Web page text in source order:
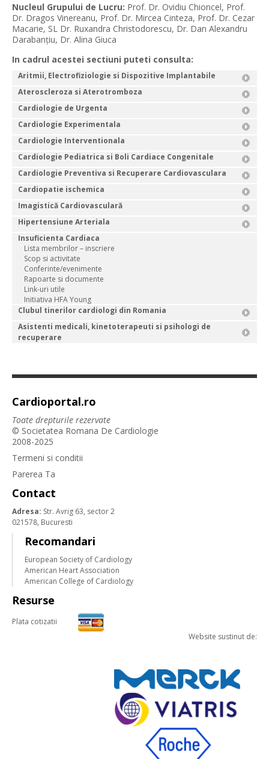
Nucleul Grupului de Lucru: Prof. Dr. Ovidiu Chioncel, Prof.
Dr. Dragos Vinereanu, Prof. Dr. Mircea Cinteza, Prof. Dr. Cezar
Macarie, SL Dr. Ruxandra Christodorescu, Dr. Dan Alexandru
Darabanţiu, Dr. Alina Giuca
In cadrul acestei sectiuni puteti consulta:
Aritmii, Electrofiziologie si Dispozitive Implantabile
Ateroscleroza si Aterotromboza
Cardiologie de Urgenta
Cardiologie Experimentala
Cardiologie Interventionala
Cardiologie Pediatrica si Boli Cardiace Congenitale
Cardiologie Preventiva si Recuperare Cardiovasculara
Cardiopatie ischemica
Imagistică Cardiovasculară
Hipertensiune Arteriala
Insuficienta Cardiaca
Lista membrilor – inscriere
Scop si activitate
Conferinte/evenimente
Rapoarte si documente
Link-uri utile
Initiativa HFA Young
Clubul tinerilor cardiologi din Romania
Asistenti medicali, kinetoterapeuti si psihologi de
recuperare
Cardioportal.ro
Toate drepturile rezervate
© Societatea Romana De Cardiologie
2008-2025
Termeni si conditii
Parerea Ta
Contact
Adresa: Str. Avrig 63, sector 2
021578, Bucuresti
Recomandari
European Society of Cardiology
American Heart Association
American College of Cardiology
Resurse
Plata cotizatii
Website sustinut de: